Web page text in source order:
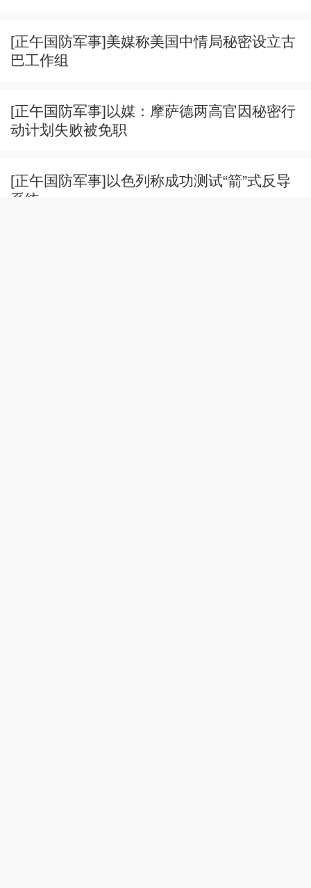
[正午国防军事]美媒称美国中情局秘密设立古
巴工作组
[正午国防军事]以媒：摩萨德两高官因秘密行
动计划失败被免职
[正午国防军事]以色列称成功测试“箭”式反导
系统